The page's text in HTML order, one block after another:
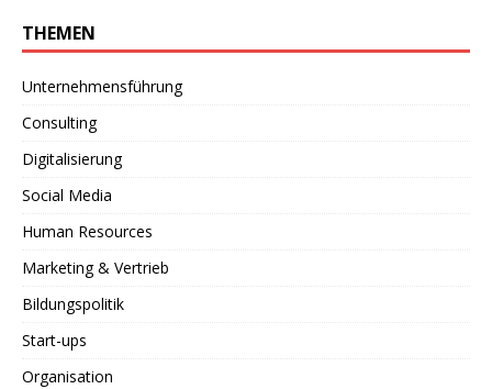
THEMEN
Unternehmensführung
Consulting
Digitalisierung
Social Media
Human Resources
Marketing & Vertrieb
Bildungspolitik
Start-ups
Organisation